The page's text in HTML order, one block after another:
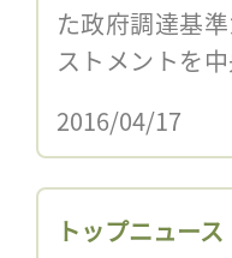
た政府調達基
ストメントを
2016/04/17
トップニュース